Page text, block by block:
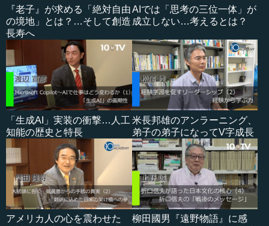
『老子』が求める「絶対自由
の境地」とは？…そして創造
長寿へ
AIでは「思考の三位一体」が
成立しない…考えるとは？
「生成AI」実装の衝撃…人工
知能の歴史と特長
米長邦雄のアンラーニング、
弟子の弟子になってV字成長
アメリカ人の心を震わせた
柳田國男『遠野物語』に感